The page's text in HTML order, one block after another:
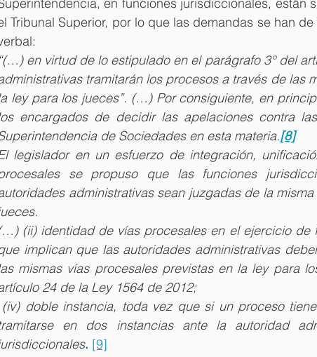
Tribunal Superior, por lo que las demandas se han
“(…) en virtud de lo estipulado en el parágrafo 3° del
tramitarán los procesos a través de las
ley para los jueces”. (…) Por consiguiente, en
encargados de decidir las apelaciones contra
de Sociedades en esta materia.[8]
legislador en un esfuerzo de integración,
se propuso que las funciones
administrativas sean juzgadas de la
(ii) identidad de vías procesales en el ejercicio de
implican que las autoridades administrativas
mismas vías procesales previstas en la ley para
24 de la Ley 1564 de 2012;
(iv) doble instancia, toda vez que si un proceso
en dos instancias ante la autoridad
. [9]